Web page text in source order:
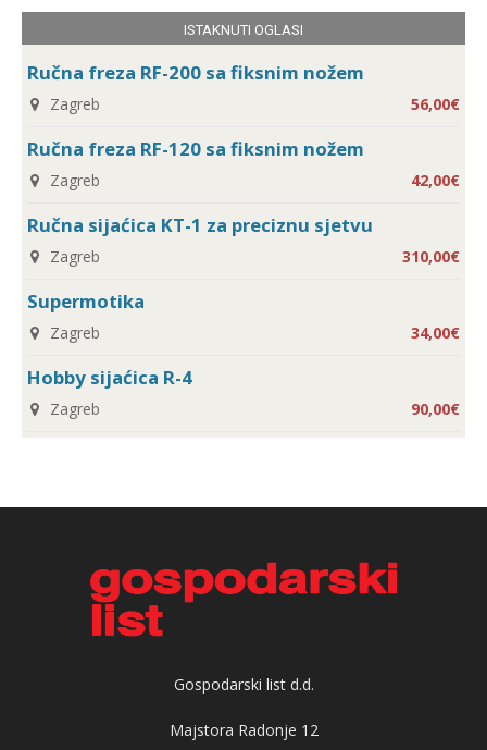
ISTAKNUTI OGLASI
Ručna freza RF-200 sa fiksnim nožem
Zagreb 56,00€
Ručna freza RF-120 sa fiksnim nožem
Zagreb 42,00€
Ručna sijaćica KT-1 za preciznu sjetvu
Zagreb 310,00€
Supermotika
Zagreb 34,00€
Hobby sijaćica R-4
Zagreb 90,00€
Gospodarski list d.d.
Majstora Radonje 12